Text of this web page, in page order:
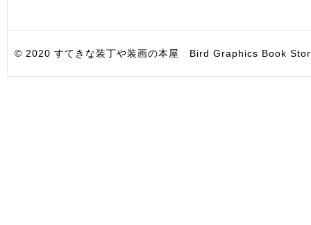
© 2020 すてきな装丁や装画の本屋 Bird Graphics Book